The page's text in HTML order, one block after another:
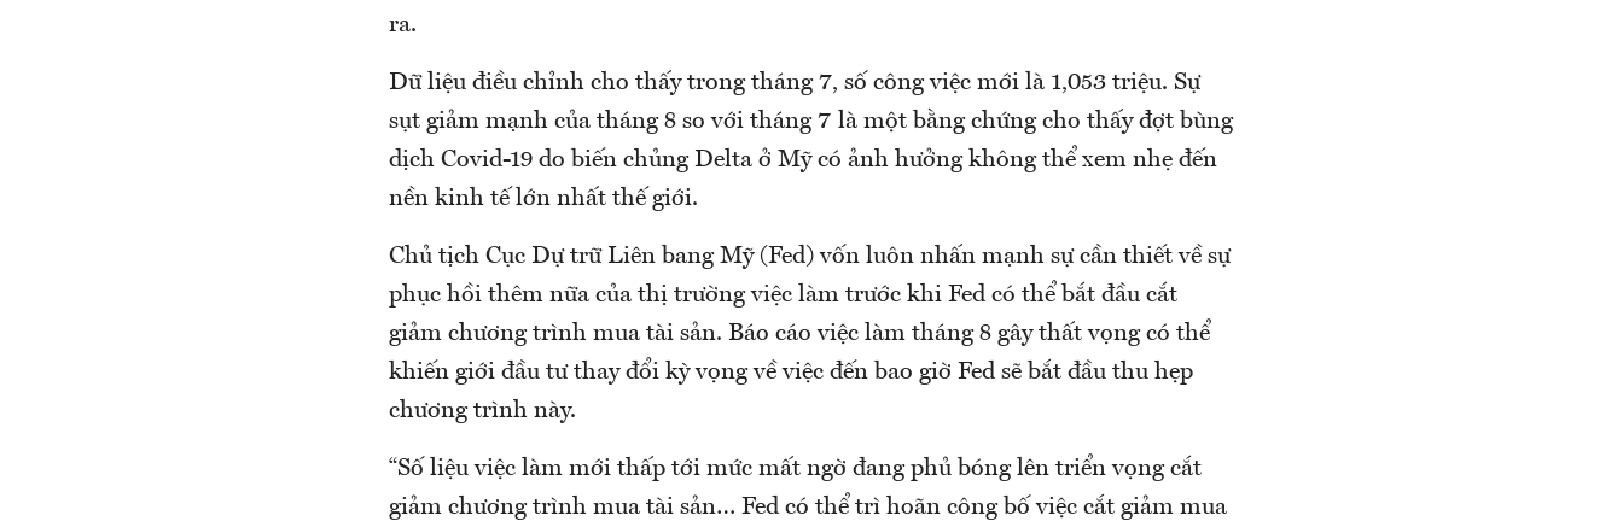
ra.
Dữ liệu điều chỉnh cho thấy trong tháng 7, số công việc mới là 1,053 triệu. Sự
sụt giảm mạnh của tháng 8 so với tháng 7 là một bằng chứng cho thấy đợt bùng
dịch Covid-19 do biến chủng Delta ở Mỹ có ảnh hưởng không thể xem nhẹ đến
nền kinh tế lớn nhất thế giới.
Chủ tịch Cục Dự trữ Liên bang Mỹ (Fed) vốn luôn nhấn mạnh sự cần thiết về sự
phục hồi thêm nữa của thị trường việc làm trước khi Fed có thể bắt đầu cắt
giảm chương trình mua tài sản. Báo cáo việc làm tháng 8 gây thất vọng có thể
khiến giới đầu tư thay đổi kỳ vọng về việc đến bao giờ Fed sẽ bắt đầu thu hẹp
chương trình này.
“Số liệu việc làm mới thấp tới mức mất ngờ đang phủ bóng lên triển vọng cắt
giảm chương trình mua tài sản… Fed có thể trì hoãn công bố việc cắt giảm mua